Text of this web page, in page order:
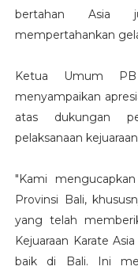
bertahan Asia
mempertahankan
Ketua Umum
menyampaikan
atas dukungan
pelaksanaan
"Kami
Provinsi Bali,
yang telah
Kejuaraan Karate
baik di Bali. Ini